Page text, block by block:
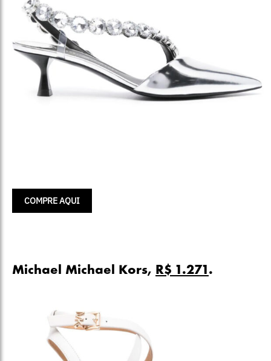
COMPRE AQUI
Michael Michael Kors, R$ 1.271 .